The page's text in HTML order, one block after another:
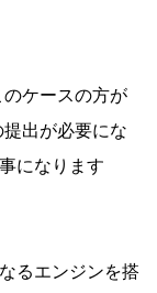
ケースの方が
出が必要にな
になります
るエンジンを搭